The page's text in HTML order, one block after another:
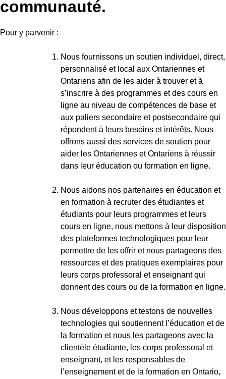
communauté.
Pour y parvenir :
Nous fournissons un soutien individuel, direct,
personnalisé et local aux Ontariennes et
Ontariens afin de les aider à trouver et à
s’inscrire à des programmes et des cours en
ligne au niveau de compétences de base et
aux paliers secondaire et postsecondaire qui
répondent à leurs besoins et intérêts. Nous
offrons aussi des services de soutien pour
aider les Ontariennes et Ontariens à réussir
dans leur éducation ou formation en ligne.
Nous aidons nos partenaires en éducation et
en formation à recruter des étudiantes et
étudiants pour leurs programmes et leurs
cours en ligne, nous mettons à leur disposition
des plateformes technologiques pour leur
permettre de les offrir et nous partageons des
ressources et des pratiques exemplaires pour
leurs corps professoral et enseignant qui
donnent des cours ou de la formation en ligne.
Nous développons et testons de nouvelles
technologies qui soutiennent l’éducation et de
la formation et nous les partageons avec la
clientèle étudiante, les corps professoral et
enseignant, et les responsables de
l’enseignement et de la formation en Ontario,